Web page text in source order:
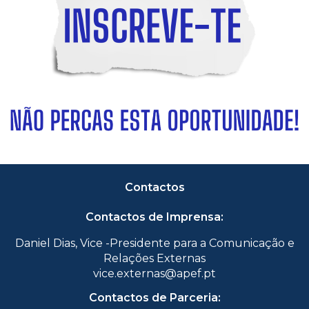
Contactos
Contactos de Imprensa:
Daniel Dias, Vice -Presidente para a Comunicação e
Relações Externas
vice.externas@apef.pt
Contactos de Parceria: